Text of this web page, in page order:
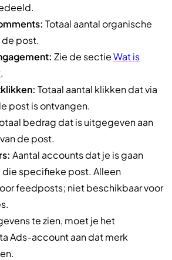
Totaal aantal organische
post.
Zie de sectieWat is
.
Totaal aantal klikken dat via
post is ontvangen.
bedrag dat is uitgegeven aan
de post.
Aantal accounts dat je is gaan
die specifieke post. Alleen
feedposts; niet beschikbaar voor
te zien, moet je het
Ads-account aan dat merk